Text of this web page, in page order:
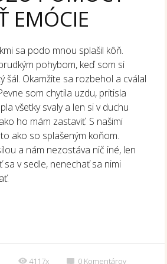
EMÓCIE
sa podo mnou splašil kôň.
pohybom, keď som si
šál. Okamžite sa rozbehol a cválal
som chytila uzdu, pritisla
všetky svaly a len si v duchu
ho mám zastaviť. S našimi
ako so splašeným koňom.
a nám nezostáva nič iné, len
sa v sedle, nenechať sa nimi
4117x 0 Komentárov